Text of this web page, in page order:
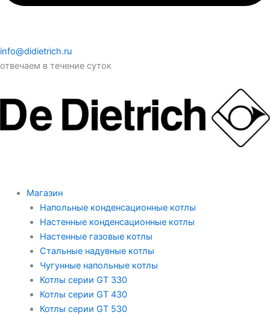
info@didietrich.ru
отвечаем в течение суток
Магазин
Напольные конденсационные котлы
Настенные конденсационные котлы
Настенные газовые котлы
Стальные надувные котлы
Чугунные напольные котлы
Котлы серии GT 330
Котлы серии GT 430
Котлы серии GT 530